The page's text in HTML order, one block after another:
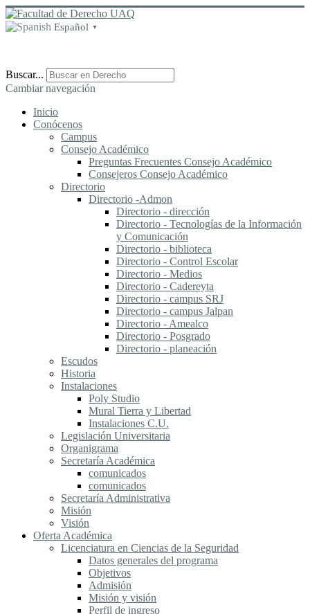
Español ▼
Buscar...
Cambiar navegación
Inicio
Conócenos
Campus
Consejo Académico
Preguntas Frecuentes Consejo Académico
Consejeros Consejo Académico
Directorio
Directorio -Admon
Directorio - dirección
Directorio - Tecnologías de la Información
y Comunicación
Directorio - biblioteca
Directorio - Control Escolar
Directorio - Medios
Directorio - Cadereyta
Directorio - campus SRJ
Directorio - campus Jalpan
Directorio - Amealco
Directorio - Posgrado
Directorio - planeación
Escudos
Historia
Instalaciones
Poly Studio
Mural Tierra y Libertad
Instalaciones C.U.
Legislación Universitaria
Organigrama
Secretaría Académica
comunicados
comunicados
Secretaría Administrativa
Misión
Visión
Oferta Académica
Licenciatura en Ciencias de la Seguridad
Datos generales del programa
Objetivos
Admisión
Misión y visión
Perfil de ingreso